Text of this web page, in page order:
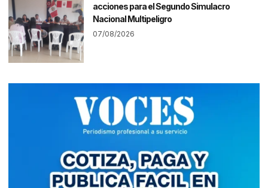
acciones para el Segundo Simulacro
Nacional Multipeligro
07/08/2026